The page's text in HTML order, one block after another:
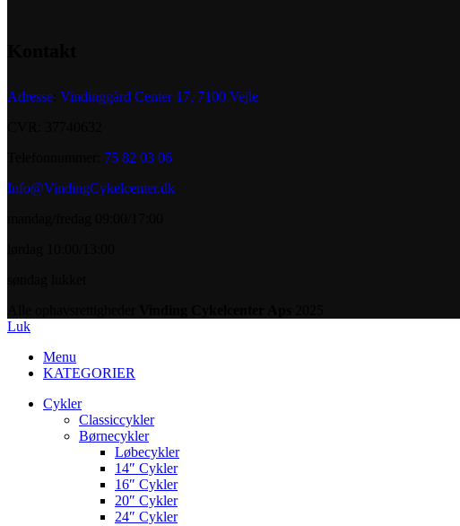
Adresse Vindinggård Center 17, 7100 Vejle
75 82 03 06
Info@VindingCykelcenter.dk
Luk
Menu
KATEGORIER
Cykler
Classiccykler
Børnecykler
Løbecykler
14″ Cykler
16″ Cykler
20″ Cykler
24″ Cykler